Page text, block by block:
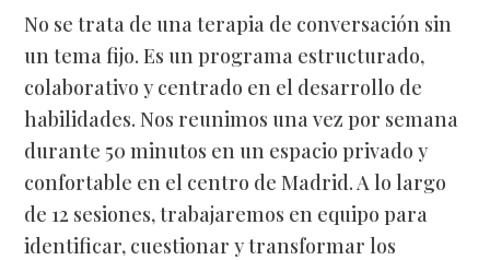
No se trata de una terapia de conversación sin
un tema fijo. Es un programa estructurado,
colaborativo y centrado en el desarrollo de
habilidades. Nos reunimos una vez por semana
durante 50 minutos en un espacio privado y
confortable en el centro de Madrid. A lo largo
de 12 sesiones, trabajaremos en equipo para
identificar, cuestionar y transformar los